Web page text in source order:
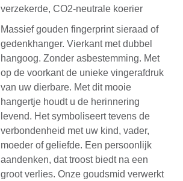
verzekerde, CO2-neutrale koerier
Massief gouden fingerprint sieraad of
gedenkhanger. Vierkant met dubbel
hangoog. Zonder asbestemming. Met
op de voorkant de unieke vingerafdruk
van uw dierbare. Met dit mooie
hangertje houdt u de herinnering
levend. Het symboliseert tevens de
verbondenheid met uw kind, vader,
moeder of geliefde. Een persoonlijk
aandenken, dat troost biedt na een
groot verlies. Onze goudsmid verwerkt